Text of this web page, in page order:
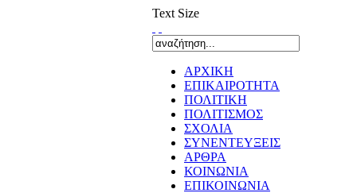
Text Size
ΑΡΧΙΚΗ
ΕΠΙΚΑΙΡΟΤΗΤΑ
ΠΟΛΙΤΙΚΗ
ΠΟΛΙΤΙΣΜΟΣ
ΣΧΟΛΙΑ
ΣΥΝΕΝΤΕΥΞΕΙΣ
ΑΡΘΡΑ
ΚΟΙΝΩΝΙΑ
ΕΠΙΚΟΙΝΩΝΙΑ